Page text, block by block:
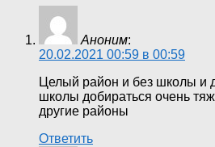
Аноним:
20.02.2021 00:59 в 00:59
Целый район и без школы и
школы добираться очень
другие районы
Ответить